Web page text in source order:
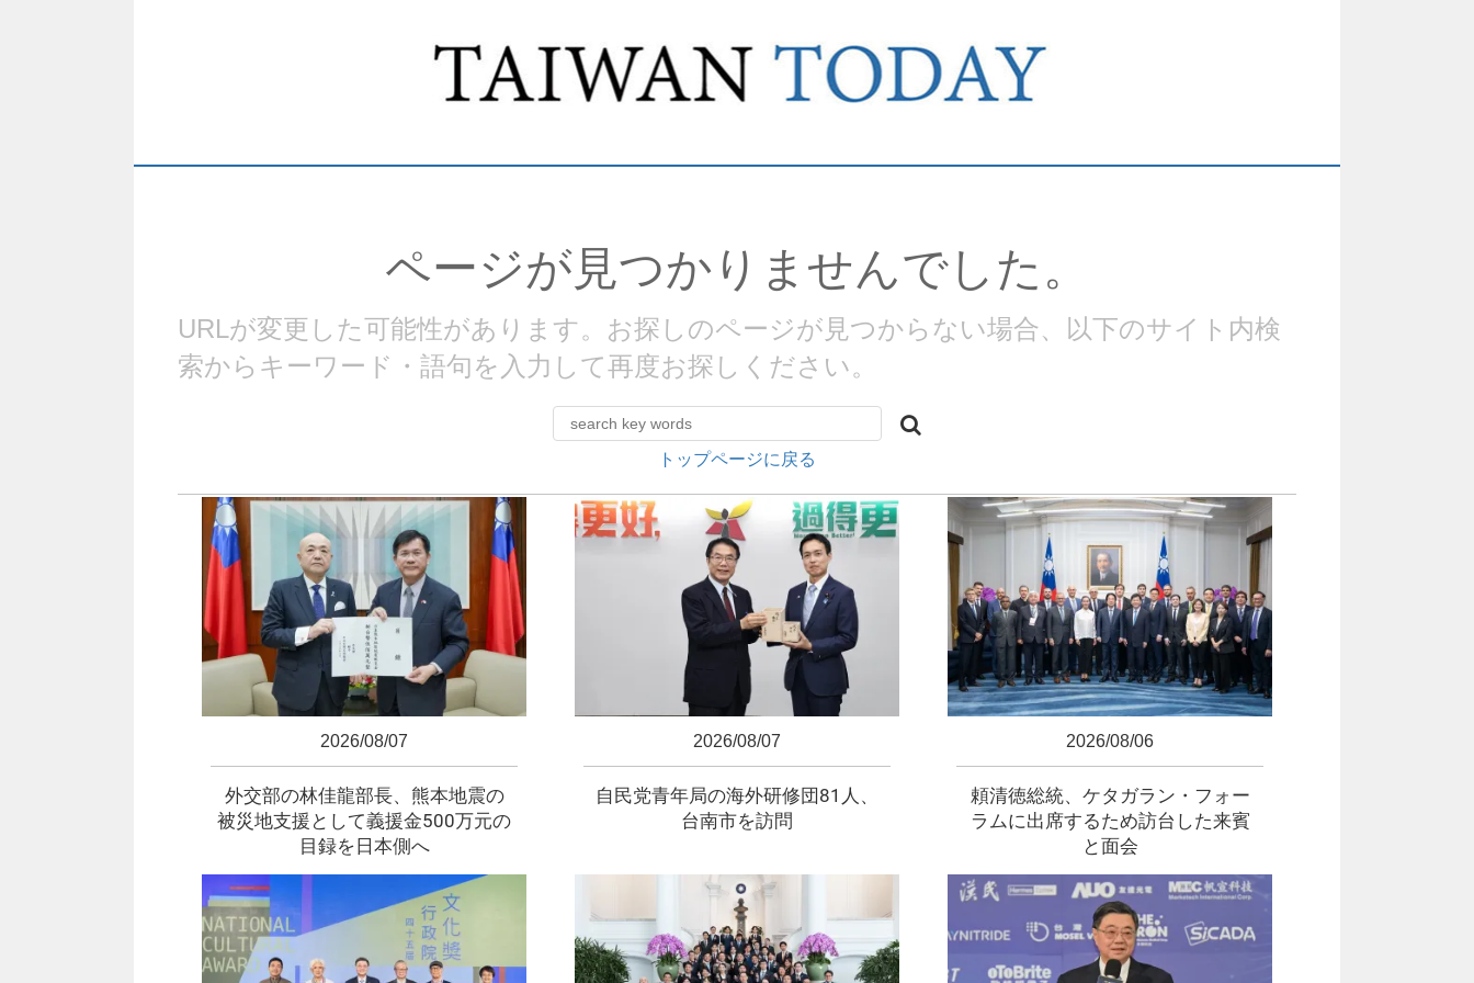
ページが見つかりませんでした。
URLが変更した可能性があります。お探しのページが見つからない場合、以下のサイト内検
索からキーワード・語句を入力して再度お探しください。
トップページに戻る
2026/08/07
外交部の林佳龍部長、熊本地震の
被災地支援として義援金500万元の
目録を日本側へ
2026/08/07
自民党青年局の海外研修団81人、
台南市を訪問
2026/08/06
頼清徳総統、ケタガラン・フォー
ラムに出席するため訪台した来賓
と面会